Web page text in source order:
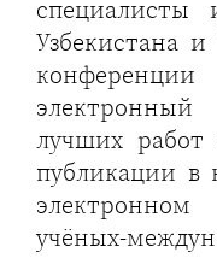
специалисты
Узбекистана
лучших работ
публикации в
учёных-